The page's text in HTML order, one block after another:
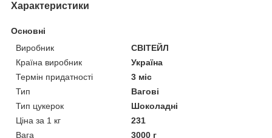
Характеристики
Основні
Виробник
СВІТЕЙЛ
Країна виробник
Україна
Термін придатності
3 міс
Тип
Вагові
Тип цукерок
Шоколадні
Ціна за 1 кг
231
Вага
3000 г